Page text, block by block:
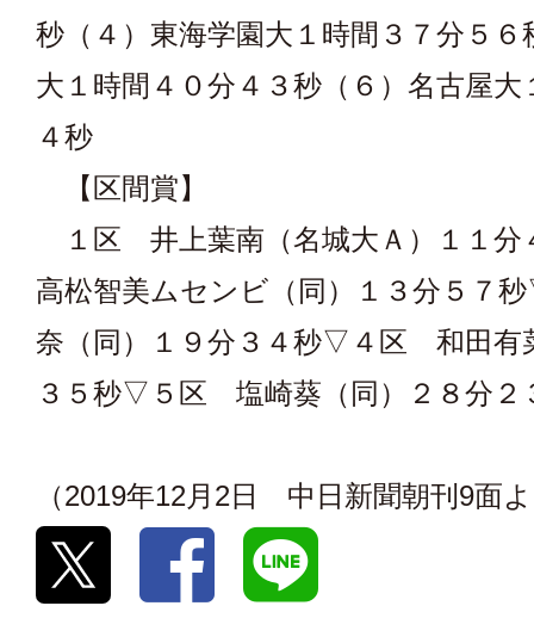
秒（４）東海学園大１時間３７分５６
大１時間４０分４３秒（６）名古屋大
４秒
【区間賞】
１区 井上葉南（名城大Ａ）１１
高松智美ムセンビ（同）１３分５７
奈（同）１９分３４秒▽４区 和田有
３５秒▽５区 塩崎葵（同）２８分２
（2019年12月2日 中日新聞朝刊9面